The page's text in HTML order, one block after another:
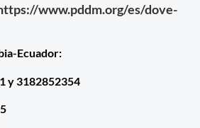
www.pddm.org/es/dove-
Ecuador:
3182852354